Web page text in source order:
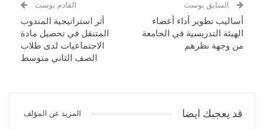
السابق بوست
أساليب تطوير أداء أعضاء
الهيئة التدريسية في الجامعة
من وجهة نظرهم
القادم بوست
أثر استراتيجية المندوب
المتنقل في تحصيل مادة
الاجتماعيات لدى طلاب
الصف الثاني متوسط
قد يعجبك ايضا المزيد عن المؤلف